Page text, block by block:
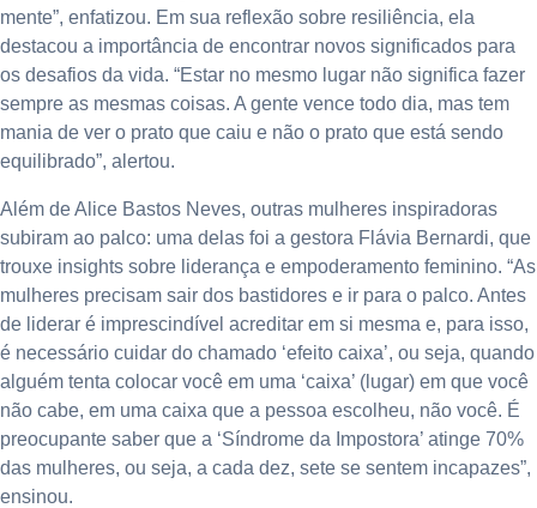
mente”, enfatizou. Em sua reflexão sobre resiliência, ela
destacou a importância de encontrar novos significados para
os desafios da vida. “Estar no mesmo lugar não significa fazer
sempre as mesmas coisas. A gente vence todo dia, mas tem
mania de ver o prato que caiu e não o prato que está sendo
equilibrado”, alertou.
Além de Alice Bastos Neves, outras mulheres inspiradoras
subiram ao palco: uma delas foi a gestora Flávia Bernardi, que
trouxe insights sobre liderança e empoderamento feminino. “As
mulheres precisam sair dos bastidores e ir para o palco. Antes
de liderar é imprescindível acreditar em si mesma e, para isso,
é necessário cuidar do chamado ‘efeito caixa’, ou seja, quando
alguém tenta colocar você em uma ‘caixa’ (lugar) em que você
não cabe, em uma caixa que a pessoa escolheu, não você. É
preocupante saber que a ‘Síndrome da Impostora’ atinge 70%
das mulheres, ou seja, a cada dez, sete se sentem incapazes”,
ensinou.